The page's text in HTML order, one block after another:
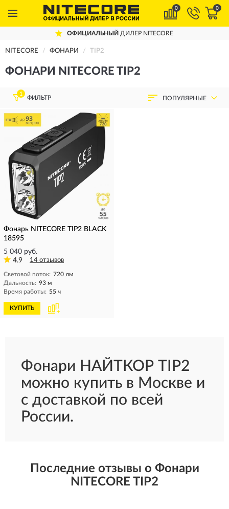
0 0
ОФИЦИАЛЬНЫЙ ДИЛЕР NITECORE
NITECORE ФОНАРИ TIP2
ФОНАРИ NITECORE TIP2
1
ФИЛЬТР ПОПУЛЯРНЫЕ
Фонарь NITECORE TIP2 BLACK
18595
5 040 руб.
4.9
14 отзывов
Световой поток: 720 лм
Дальность: 93 м
Время работы: 55 ч
КУПИТЬ
Фонари НАЙТКОР TIP2
можно купить в Москве и
с доставкой по всей
России.
Последние отзывы о Фонари
NITECORE TIP2